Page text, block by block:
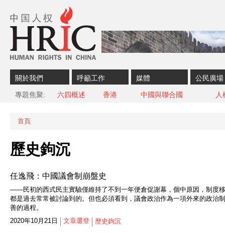
關於我們 呼籲工作 媒體 公民廣場
專題焦聚 六四概述 香港 中國與聯合國 人
您在這裡
首頁
歷史鉤沉
任逸飛：中國議會制崩盤史
——民初的西式民主實驗僅維持了不到一年便倉促謝幕，個中原因，制度
都是過去常常被討論到的。但也必須看到，議會政治作為一項外來的政
善的過程。
2020年10月21日
文章選登 歷史鉤沉